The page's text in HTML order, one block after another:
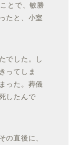
とで、敏勝
たと、小室
でした。し
ってしま
った。葬儀
したんで
の直後に、